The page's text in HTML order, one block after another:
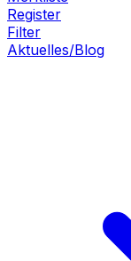
Register
Filter
Aktuelles/Blog